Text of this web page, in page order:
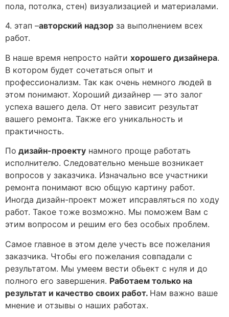
пола, потолка, стен) визуализацией и материалами.
4. этап –авторский надзор за выполнением всех
работ.
В наше время непросто найти хорошего дизайнера.
В котором будет сочетаться опыт и
профессионализм. Так как очень немного людей в
этом понимают. Хороший дизайнер — это залог
успеха вашего дела. От него зависит результат
вашего ремонта. Также его уникальность и
практичность.
По дизайн-проекту намного проще работать
исполнителю. Следовательно меньше возникает
вопросов у заказчика. Изначально все участники
ремонта понимают всю общую картину работ.
Иногда дизайн-проект может ипсравляться по ходу
работ. Такое тоже возможно. Мы поможем Вам с
этим вопросом и решим его без особых проблем.
Самое главное в этом деле учесть все пожелания
заказчика. Чтобы его пожелания совпадали с
результатом. Мы умеем вести обьект с нуля и до
полного его завершения. Работаем только на
результат и качество своих работ. Нам важно ваше
мнение и отзывы о наших работах.